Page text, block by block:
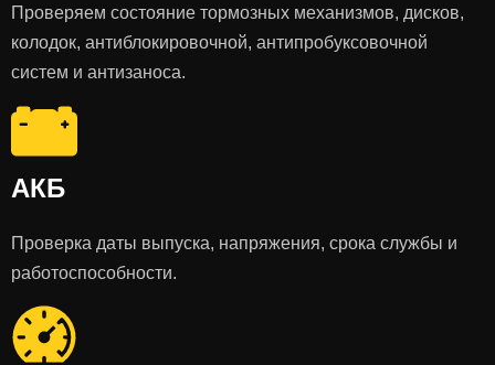
Проверяем состояние тормозных механизмов, дисков,
колодок, антиблокировочной, антипробуксовочной
систем и антизаноса.
АКБ
Проверка даты выпуска, напряжения, срока службы и
работоспособности.